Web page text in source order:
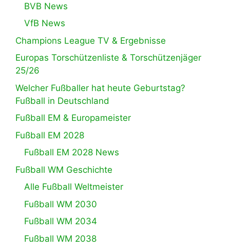
BVB News
VfB News
Champions League TV & Ergebnisse
Europas Torschützenliste & Torschützenjäger
25/26
Welcher Fußballer hat heute Geburtstag?
Fußball in Deutschland
Fußball EM & Europameister
Fußball EM 2028
Fußball EM 2028 News
Fußball WM Geschichte
Alle Fußball Weltmeister
Fußball WM 2030
Fußball WM 2034
Fußball WM 2038